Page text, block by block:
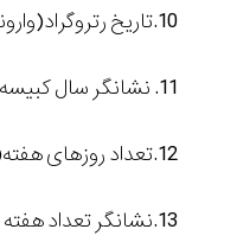
10.تاریخ رتروگراد(وارونه) میلادی
11. نشانگر سال کبیسه و چرخه چهارساله
12.تعداد روزهای هفته(طبق استاندارد جهانی تقویم
13.نشانگر تعداد